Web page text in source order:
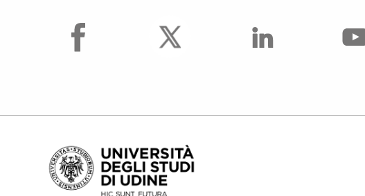
facebook